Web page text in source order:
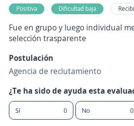
Positiva Dificultad baja
Fue en grupo y luego individual
selección trasparente
Postulación
Agencia de reclutamiento
¿Te ha sido de ayuda esta
Sí 0 No 0